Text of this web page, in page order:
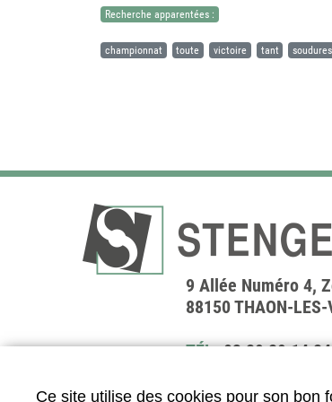
Ce site utilise des cookies pour son bon
Recherche apparentées :
championnat toute victoire tant soudures
9 Allée Numéro 4,
88150 THAON-LES-
TÉL.03 29 29 14 24